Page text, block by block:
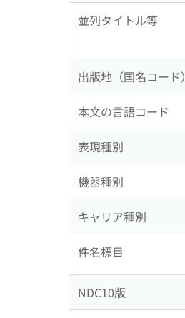
並列タイトル等
出版地（国名コード）
本文の言語コード
表現種別
機器種別
キャリア種別
件名標目
NDC10版